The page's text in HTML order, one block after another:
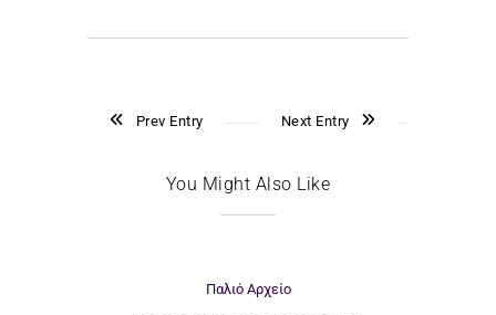
Prev Entry Next Entry
You Might Also Like
Παλιό Αρχείο